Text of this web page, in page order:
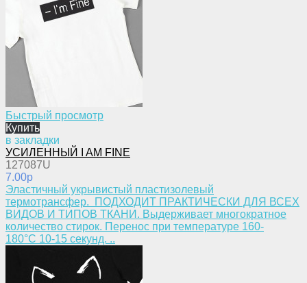
Быстрый просмотр
Купить
в закладки
УСИЛЕННЫЙ I AM FINE
127087U
7.00p
​Эластичный укрывистый пластизолевый
термотрансфер. ПОДХОДИТ ПРАКТИЧЕСКИ ДЛЯ ВСЕХ
ВИДОВ И ТИПОВ ТКАНИ. Выдерживает многократное
количество стирок. Перенос при температуре 160-
180°С 10-15 секунд. ..